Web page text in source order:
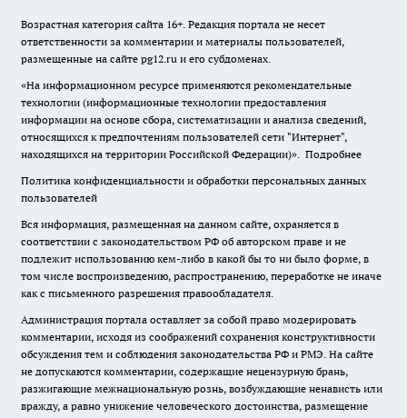
Возрастная категория сайта 16+. Редакция портала не несет
ответственности за комментарии и материалы пользователей,
размещенные на сайте pg12.ru и его субдоменах.
«На информационном ресурсе применяются рекомендательные
технологии (информационные технологии предоставления
информации на основе сбора, систематизации и анализа сведений,
относящихся к предпочтениям пользователей сети "Интернет",
находящихся на территории Российской Федерации)». Подробнее
Политика конфиденциальности и обработки персональных данных
пользователей
Вся информация, размещенная на данном сайте, охраняется в
соответствии с законодательством РФ об авторском праве и не
подлежит использованию кем-либо в какой бы то ни было форме, в
том числе воспроизведению, распространению, переработке не иначе
как с письменного разрешения правообладателя.
Администрация портала оставляет за собой право модерировать
комментарии, исходя из соображений сохранения конструктивности
обсуждения тем и соблюдения законодательства РФ и РМЭ. На сайте
не допускаются комментарии, содержащие нецензурную брань,
разжигающие межнациональную рознь, возбуждающие ненависть или
вражду, а равно унижение человеческого достоинства, размещение